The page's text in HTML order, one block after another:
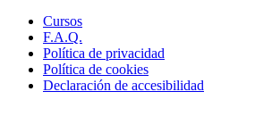
Cursos
F.A.Q.
Política de privacidad
Política de cookies
Declaración de accesibilidad